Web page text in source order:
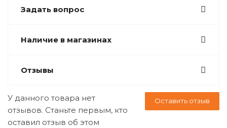
Задать вопрос
Наличие в магазинах
Отзывы
Оставить отзыв
У данного товара нет
отзывов. Станьте первым, кто
оставил отзыв об этом